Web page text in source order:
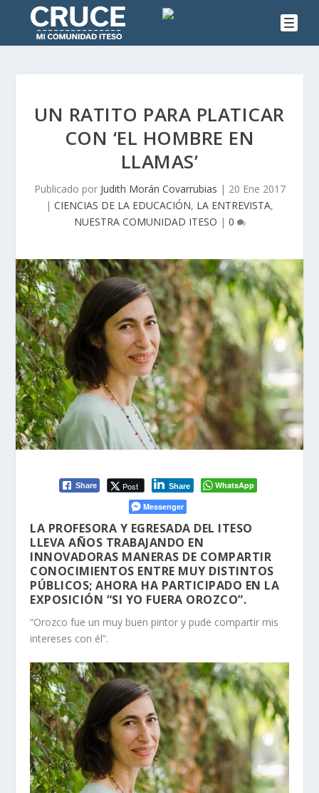
UN RATITO PARA PLATICAR
CON ‘EL HOMBRE EN
LLAMAS’
Publicado por Judith Morán Covarrubias | 20 Ene 2017
| CIENCIAS DE LA EDUCACIÓN, LA ENTREVISTA,
NUESTRA COMUNIDAD ITESO | 0
Share Post Share
WhatsApp
Messenger
LA PROFESORA Y EGRESADA DEL ITESO
LLEVA AÑOS TRABAJANDO EN
INNOVADORAS MANERAS DE COMPARTIR
CONOCIMIENTOS ENTRE MUY DISTINTOS
PÚBLICOS; AHORA HA PARTICIPADO EN LA
EXPOSICIÓN “SI YO FUERA OROZCO”.
“Orozco fue un muy buen pintor y pude compartir mis
intereses con él”.